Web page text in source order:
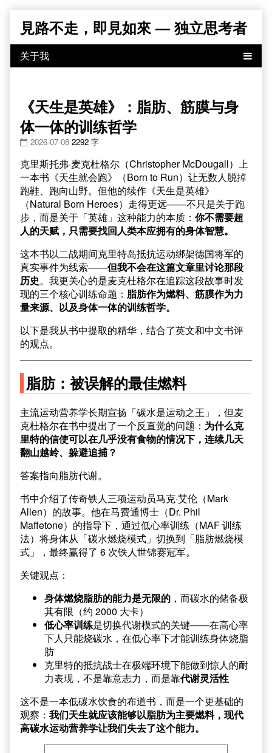
content
見路不走，即見如來 — 独立思考者
《天生是英雄》：脂肪、筋膜与身
体一体的训练哲学
2026-07-08 2292 字
克里斯托弗·麦克杜格尔（Christopher McDougall）上
一本书《天生就会跑》（Born to Run）让无数人脱掉
跑鞋、跑向山野。但他的续作《天生是英雄》
（Natural Born Heroes）走得更远——不只是关于跑
步，而是关于「英雄」这种能力的本质： 你不需要超
人的天赋，只需要找回人类本应拥有的身体智慧。
这本书以二战期间克里特岛抵抗运动绑架德国将军的
真实事件为线索——但我不会在这篇文章里讨论那段
历史。我更关心的是麦克杜格尔在追踪这段故事时发
现的三个核心训练命题： 脂肪作为燃料、筋膜作为力
量来源、以及身体一体的训练哲学。
以下是我从书中提取的精华，结合了英文和中文书评
的观点。
脂肪：被误解的最佳燃料
主流运动营养学长期宣扬「碳水是运动之王」，但麦
克杜格尔在书中提出了一个反直觉的问题： 为什么克
里特的信使可以在几乎没有食物的情况下，连续几天
翻山越岭、躲避追捕？
答案指向脂肪代谢。
书中介绍了传奇铁人三项运动员马克·艾伦（Mark
Allen）的故事。他在马费通博士（Dr. Phil
Maffetone）的指导下，通过低心率训练（MAF 训练
法）将身体从「碳水燃烧模式」切换到「脂肪燃烧模
式」，最终赢得了 6 次铁人世锦赛冠军。
关键观点：
身体燃烧脂肪的能力是无限的 ，而碳水的储备极
其有限（约 2000 大卡）
低心率训练是切换代谢模式的关键——在高心率
下人只能烧碳水，在低心率下才能训练身体烧脂
肪
克里特的抵抗战士在极端环境下能做到惊人的耐
力表现，不是靠意志力，而是靠代谢灵活性
这不是一本低碳水饮食的布道书，而是一个更基础的
观察： 我们天生就应该能够以脂肪为主要燃料，现代
高碳水运动营养学让我们失去了这个能力。